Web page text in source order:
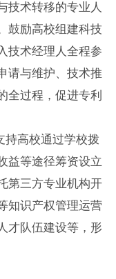
技术转移的专业人
鼓励高校组建科技
技术经理人全程参
请与维护、技术推
全过程，促进专利
持高校通过学校拨
益等途径筹资设立
第三方专业机构开
知识产权管理运营
才队伍建设等，形